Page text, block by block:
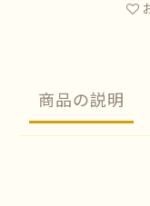
商品の説明